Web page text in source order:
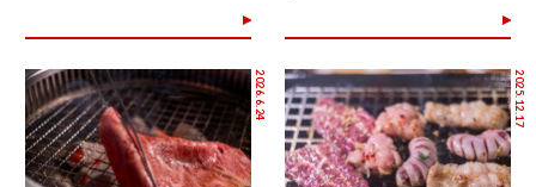
2026.6.24 2025.12.17